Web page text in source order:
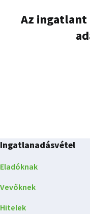
Az
Ingatlanadásvétel
Eladóknak
Vevőknek
Hitelek